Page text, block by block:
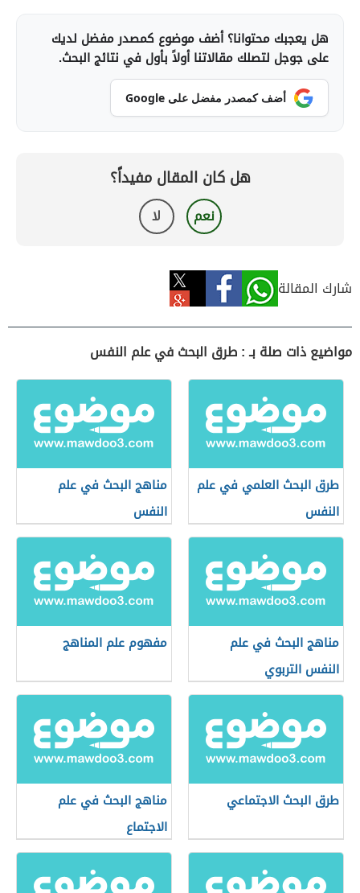
هل يعجبك محتوانا؟ أضف موضوع كمصدر مفضل لديك
على جوجل لتصلك مقالاتنا أولاً بأول في نتائج البحث.
أضف كمصدر مفضل على Google
هل كان المقال مفيداً؟
نعم لا
شارك المقالة
مواضيع ذات صلة بـ : طرق البحث في علم النفس
طرق البحث العلمي في علم
النفس
مناهج البحث في علم
النفس
مناهج البحث في علم
النفس التربوي
مفهوم علم المناهج
طرق البحث الاجتماعي
مناهج البحث في علم
الاجتماع